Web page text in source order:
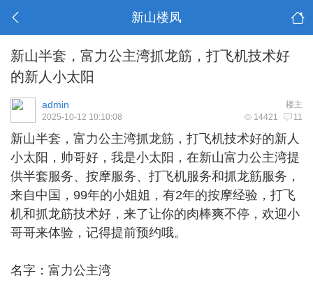
新山楼凤
新山半套，富力公主湾抓龙筋，打飞机技术好
的新人小太阳
楼主
admin
14421 11
2025-10-12 10:10:08
新山半套 ，富力公主湾抓龙筋，打飞机技术好的新人
小太阳，帅哥好，我是小太阳，在新山富力公主湾提
供半套服务、按摩服务、打飞机服务和抓龙筋服务，
来自中国，99年的小姐姐，有2年的按摩经验，打飞
机和抓龙筋技术好，来了让你的肉棒爽不停，欢迎小
哥哥来体验，记得提前预约哦。
名字：富力公主湾